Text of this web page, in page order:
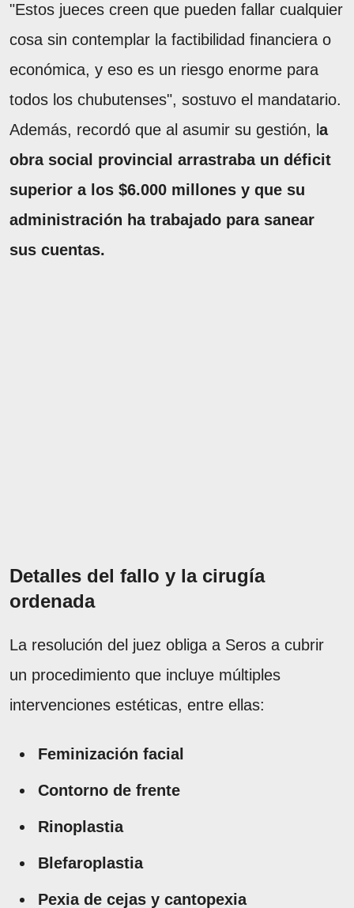
"Estos jueces creen que pueden fallar cualquier
cosa sin contemplar la factibilidad financiera o
económica, y eso es un riesgo enorme para
todos los chubutenses", sostuvo el mandatario.
Además, recordó que al asumir su gestión, l a
obra social provincial arrastraba un déficit
superior a los $6.000 millones y que su
administración ha trabajado para sanear
sus cuentas.
Detalles del fallo y la cirugía
ordenada
La resolución del juez obliga a Seros a cubrir
un procedimiento que incluye múltiples
intervenciones estéticas, entre ellas:
Feminización facial
Contorno de frente
Rinoplastia
Blefaroplastia
Pexia de cejas y cantopexia